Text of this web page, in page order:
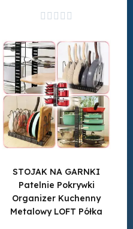
    
Dodaj do koszyka
STOJAK NA GARNKI
Patelnie Pokrywki
Organizer Kuchenny
Metalowy LOFT Półka